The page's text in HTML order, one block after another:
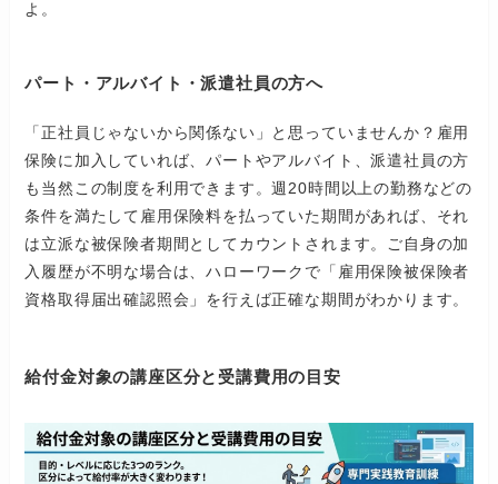
よ。
パート・アルバイト・派遣社員の方へ
「正社員じゃないから関係ない」と思っていませんか？雇用
保険に加入していれば、パートやアルバイト、派遣社員の方
も当然この制度を利用できます。週20時間以上の勤務などの
条件を満たして雇用保険料を払っていた期間があれば、それ
は立派な被保険者期間としてカウントされます。ご自身の加
入履歴が不明な場合は、ハローワークで「雇用保険被保険者
資格取得届出確認照会」を行えば正確な期間がわかります。
給付金対象の講座区分と受講費用の目安